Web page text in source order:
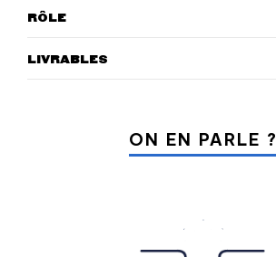
RÔLE
LIVRABLES
ON EN PARLE ?